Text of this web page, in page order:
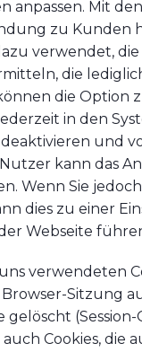
anpassen. Mit
zu Kunden
verwendet,
die
die Option
in den
und
Nutzer kann das
Wenn Sie
dies zu einer
Webseite
verwendeten
Sitzung
(Session-
Cookies, die